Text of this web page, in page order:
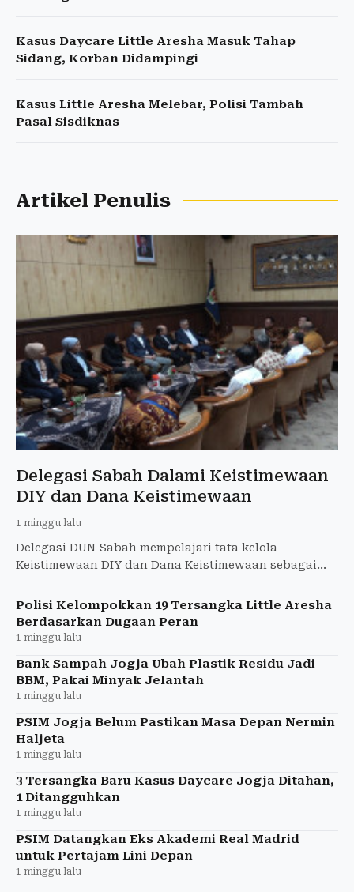
Kasus Daycare Little Aresha Masuk Tahap
Sidang, Korban Didampingi
Kasus Little Aresha Melebar, Polisi Tambah
Pasal Sisdiknas
Artikel Penulis
Delegasi Sabah Dalami Keistimewaan
DIY dan Dana Keistimewaan
1 minggu lalu
Delegasi DUN Sabah mempelajari tata kelola
Keistimewaan DIY dan Dana Keistimewaan sebagai
Polisi Kelompokkan 19 Tersangka Little Aresha
Berdasarkan Dugaan Peran
1 minggu lalu
Bank Sampah Jogja Ubah Plastik Residu Jadi
BBM, Pakai Minyak Jelantah
1 minggu lalu
PSIM Jogja Belum Pastikan Masa Depan Nermin
Haljeta
1 minggu lalu
3 Tersangka Baru Kasus Daycare Jogja Ditahan,
1 Ditangguhkan
1 minggu lalu
PSIM Datangkan Eks Akademi Real Madrid
untuk Pertajam Lini Depan
1 minggu lalu